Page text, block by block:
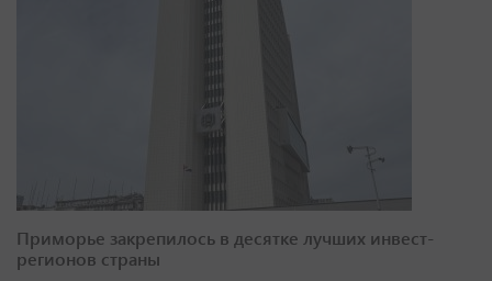
Приморье закрепилось в десятке лучших инвест-
регионов страны